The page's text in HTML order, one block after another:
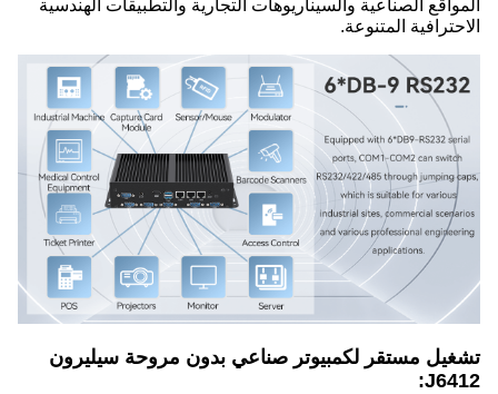
المواقع الصناعية والسيناريوهات التجارية والتطبيقات الهندسية
الاحترافية المتنوعة.
تشغيل مستقر لكمبيوتر صناعي بدون مروحة سيليرون
J6412: